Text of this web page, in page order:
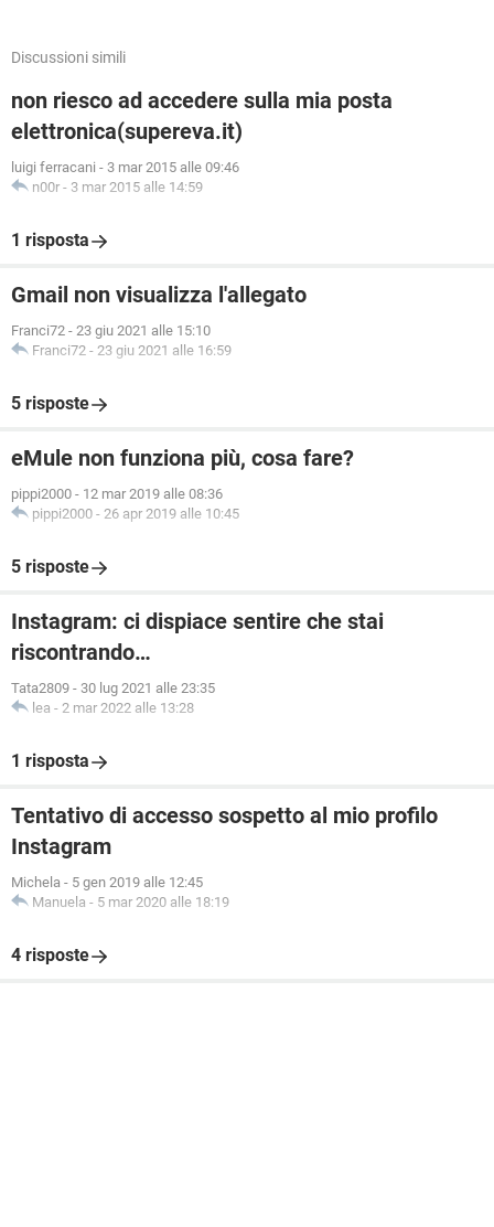
Discussioni simili
non riesco ad accedere sulla mia posta
elettronica(supereva.it)
luigi ferracani - 3 mar 2015 alle 09:46
n00r - 3 mar 2015 alle 14:59
1 risposta
Gmail non visualizza l'allegato
Franci72 - 23 giu 2021 alle 15:10
Franci72 - 23 giu 2021 alle 16:59
5 risposte
eMule non funziona più, cosa fare?
pippi2000 - 12 mar 2019 alle 08:36
pippi2000 - 26 apr 2019 alle 10:45
5 risposte
Instagram: ci dispiace sentire che stai
riscontrando…
Tata2809 - 30 lug 2021 alle 23:35
lea - 2 mar 2022 alle 13:28
1 risposta
Tentativo di accesso sospetto al mio profilo
Instagram
Michela - 5 gen 2019 alle 12:45
Manuela - 5 mar 2020 alle 18:19
4 risposte